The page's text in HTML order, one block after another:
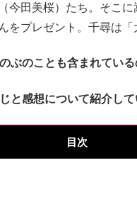
今田美桜）たち。そこ
をプレゼント。千尋は
ぶのことも含まれている
と感想について紹介して
目次